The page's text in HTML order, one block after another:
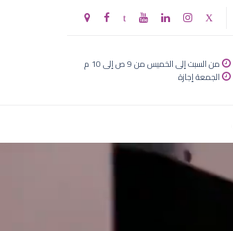
من السبت إلى الخميس من 9 ص إلى 10 م
الجمعة إجازة